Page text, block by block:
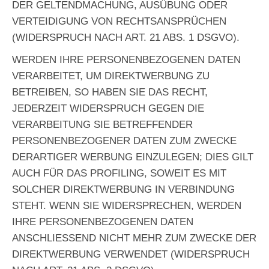
DER GELTENDMACHUNG, AUSÜBUNG ODER
VERTEIDIGUNG VON RECHTSANSPRÜCHEN
(WIDERSPRUCH NACH ART. 21 ABS. 1 DSGVO).
WERDEN IHRE PERSONENBEZOGENEN DATEN
VERARBEITET, UM DIREKTWERBUNG ZU
BETREIBEN, SO HABEN SIE DAS RECHT,
JEDERZEIT WIDERSPRUCH GEGEN DIE
VERARBEITUNG SIE BETREFFENDER
PERSONENBEZOGENER DATEN ZUM ZWECKE
DERARTIGER WERBUNG EINZULEGEN; DIES GILT
AUCH FÜR DAS PROFILING, SOWEIT ES MIT
SOLCHER DIREKTWERBUNG IN VERBINDUNG
STEHT. WENN SIE WIDERSPRECHEN, WERDEN
IHRE PERSONENBEZOGENEN DATEN
ANSCHLIESSEND NICHT MEHR ZUM ZWECKE DER
DIREKTWERBUNG VERWENDET (WIDERSPRUCH